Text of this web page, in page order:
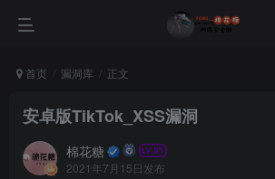
首页 漏洞库 正文
安卓版TikTok_XSS漏洞
棉花糖
2021年7月15日发布